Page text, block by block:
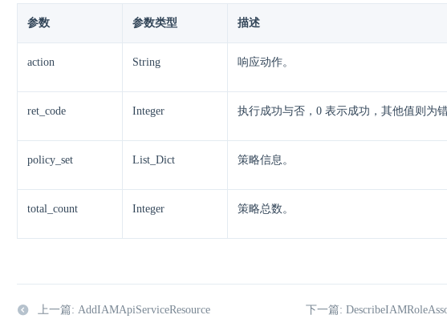
参数 参数类型 描述
action String 响应动作。
ret_code Integer 执行成功与否，0 表示成功，其他值则为错
policy_set List_Dict 策略信息。
total_count Integer 策略总数。
上一篇: AddIAMApiServiceResource 下一篇: